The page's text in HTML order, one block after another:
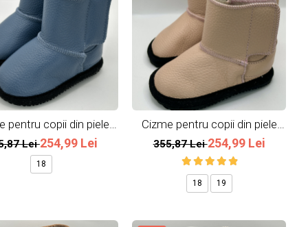
pentru copii din piele
naturala All Blue
Lei254,99 Lei
18
Cizme pentru copii din piele
naturala All Pink
355,87 Lei254,99 Lei
18 19